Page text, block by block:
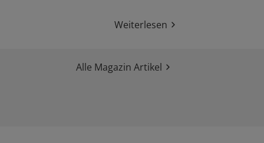
Weiterlesen
Alle Magazin Artikel